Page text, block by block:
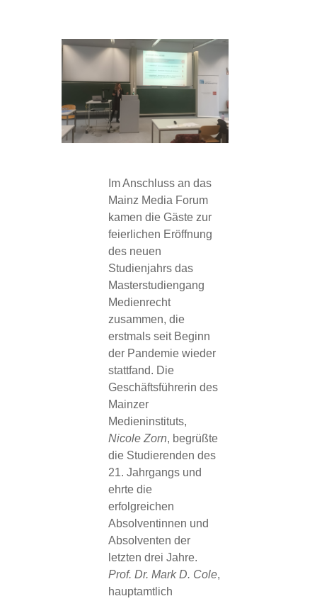
Im Anschluss an das
Mainz Media Forum
kamen die Gäste zur
feierlichen Eröffnung
des neuen
Studienjahrs das
Masterstudiengang
Medienrecht
zusammen, die
erstmals seit Beginn
der Pandemie wieder
stattfand. Die
Geschäftsführerin des
Mainzer
Medieninstituts,
Nicole Zorn, begrüßte
die Studierenden des
21. Jahrgangs und
ehrte die
erfolgreichen
Absolventinnen und
Absolventen der
letzten drei Jahre.
Prof. Dr. Mark D. Cole,
hauptamtlich